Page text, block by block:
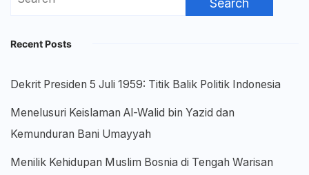
Recent Posts
Dekrit Presiden 5 Juli 1959: Titik Balik Politik Indonesia
Menelusuri Keislaman Al-Walid bin Yazid dan
Kemunduran Bani Umayyah
Menilik Kehidupan Muslim Bosnia di Tengah Warisan